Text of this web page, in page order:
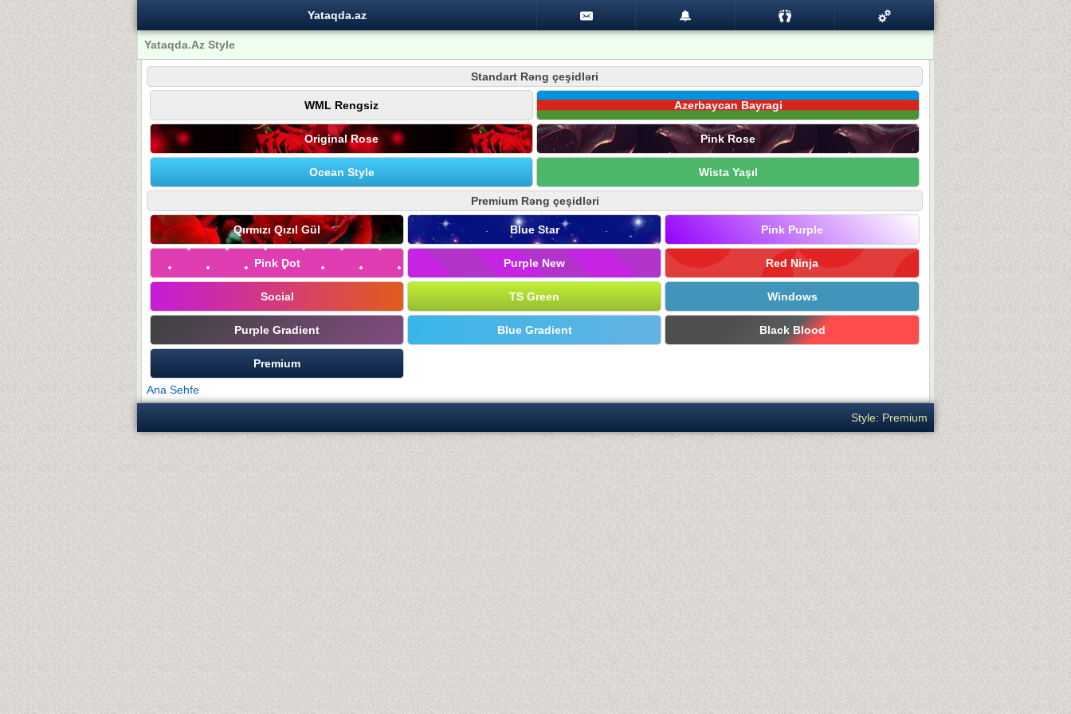
Yataqda.az
Yataqda.Az Style
Standart Rəng çeşidləri
WML Rengsiz Azerbaycan Bayragi
Original Rose Pink Rose
Ocean Style Wista Yaşıl
Premium Rəng çeşidləri
Qırmızı Qızıl Gül Blue Star Pink Purple
Pink Dot Purple New Red Ninja
Social TS Green Windows
Purple Gradient Blue Gradient Black Blood
Premium
Ana Sehfe
Style: Premium